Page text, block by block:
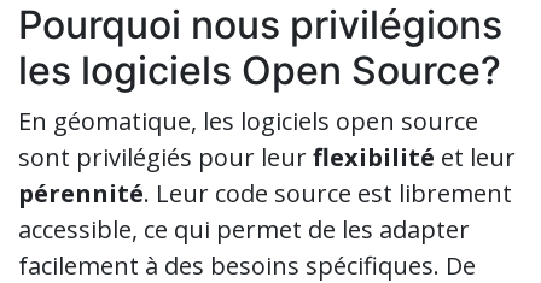
Pourquoi nous privilégions
les logiciels Open Source?
En géomatique, les logiciels open source
sont privilégiés pour leurflexibilité et leur
pérennité. Leur code source est librement
accessible, ce qui permet de les adapter
facilement à des besoins spécifiques. De